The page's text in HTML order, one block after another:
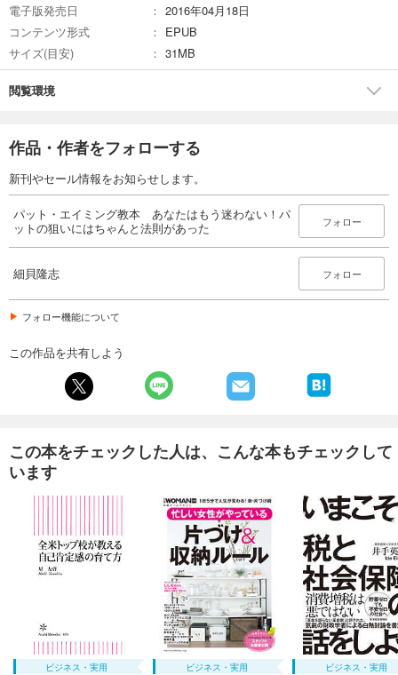
電子版発売日
2016年04月18日
コンテンツ形式
EPUB
サイズ(目安)
31MB
閲覧環境
作品・作者をフォローする
新刊やセール情報をお知らせします。
パット・エイミング教本 あなたはもう迷わない！パ
ットの狙いにはちゃんと法則があった
フォロー
細貝隆志 フォロー
フォロー機能について
この作品を共有しよう
この本をチェックした人は、こんな本もチェックして
います
ビジネス・実用 ビジネス・実用 ビジネス・実用